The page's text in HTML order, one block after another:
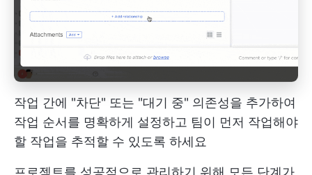
작업 간에 "차단" 또는 "대기 중" 의존성을 추가하여
작업 순서를 명확하게 설정하고 팀이 먼저 작업해야
할 작업을 추적할 수 있도록 하세요
프로젝트를 성공적으로 관리하기 위해 모든 단계가